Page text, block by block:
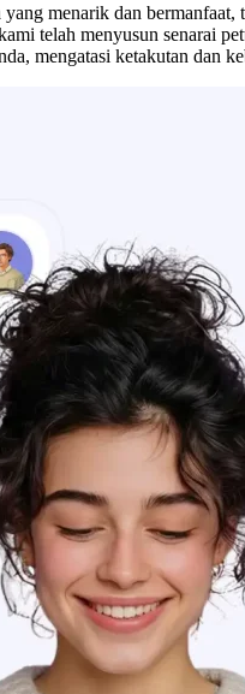
yang menarik dan
telah menyusun senarai
mengatasi ketakutan dan